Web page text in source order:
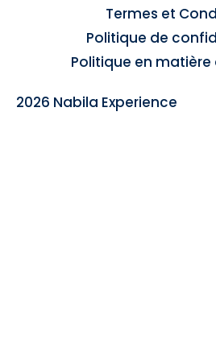
Termes et
Politique de
Politique en matière
2026 Nabila Experience